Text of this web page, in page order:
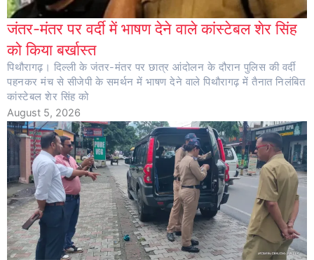
जंतर-मंतर पर वर्दी में भाषण देने वाले कांस्टेबल शेर सिंह
को किया बर्खास्त
पिथौरागढ़। दिल्ली के जंतर-मंतर पर छात्र आंदोलन के दौरान पुलिस की वर्दी
पहनकर मंच से सीजेपी के समर्थन में भाषण देने वाले पिथौरागढ़ में तैनात निलंबित
कांस्टेबल शेर सिंह को
August 5, 2026